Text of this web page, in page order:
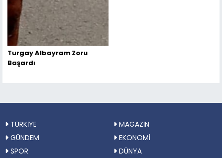
Turgay Albayram Zoru
Başardı
TÜRKİYE
MAGAZİN
GÜNDEM
EKONOMİ
SPOR
DÜNYA